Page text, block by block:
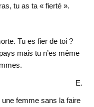
tu as ta « fierté ».
Tu es fier de toi ?
mais tu n’es même
E.
femme sans la faire